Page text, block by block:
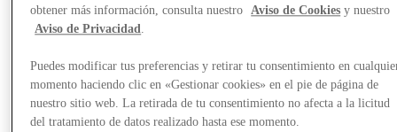
Planifica tu visita
obtener más información, consulta nuestro
Aviso de Cookies y nuestro
Aviso de Privacidad.
Puedes modificar tus preferencias y retirar tu consentimiento en
momento haciendo clic en «Gestionar cookies» en el pie de página de
nuestro sitio web. La retirada de tu consentimiento no afecta a la licitud
del tratamiento de datos realizado hasta ese momento.